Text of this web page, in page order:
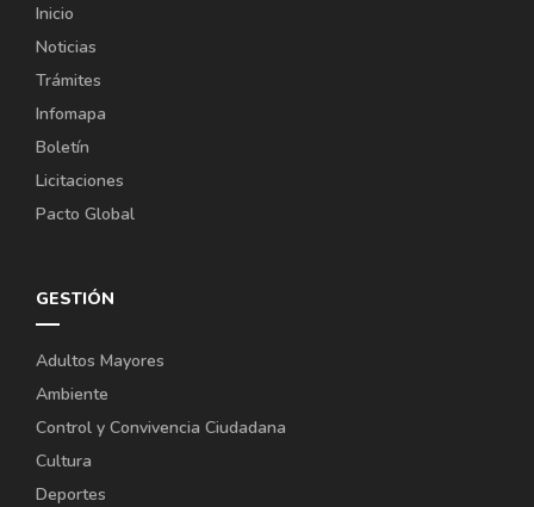
Inicio
Noticias
Trámites
Infomapa
Boletín
Licitaciones
Pacto Global
GESTIÓN
Adultos Mayores
Ambiente
Control y Convivencia Ciudadana
Cultura
Deportes